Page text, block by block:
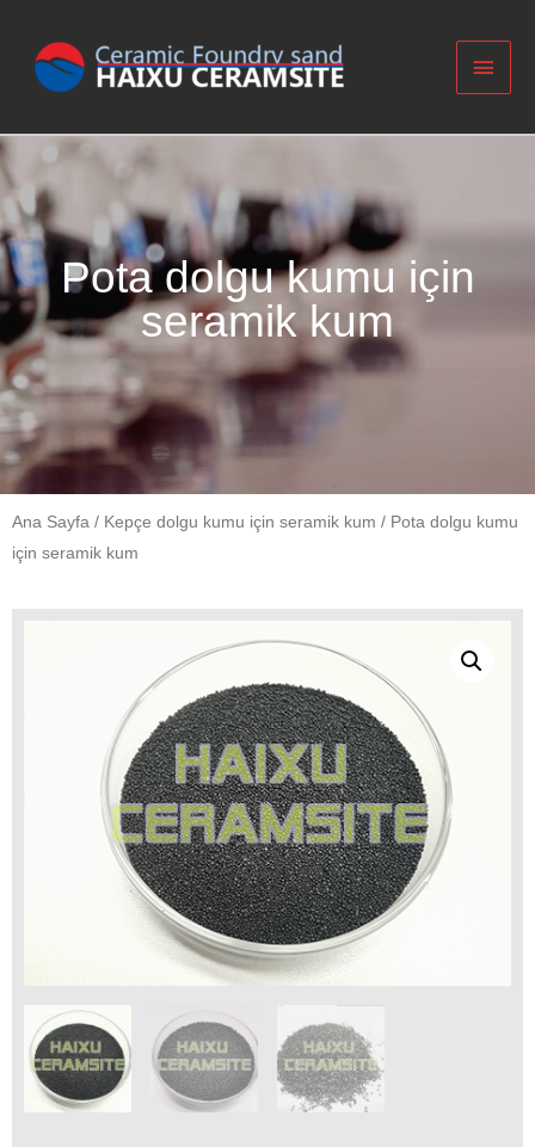
Pota dolgu kumu için
seramik kum
Ana Sayfa / Kepçe dolgu kumu için seramik kum / Pota dolgu kumu
için seramik kum